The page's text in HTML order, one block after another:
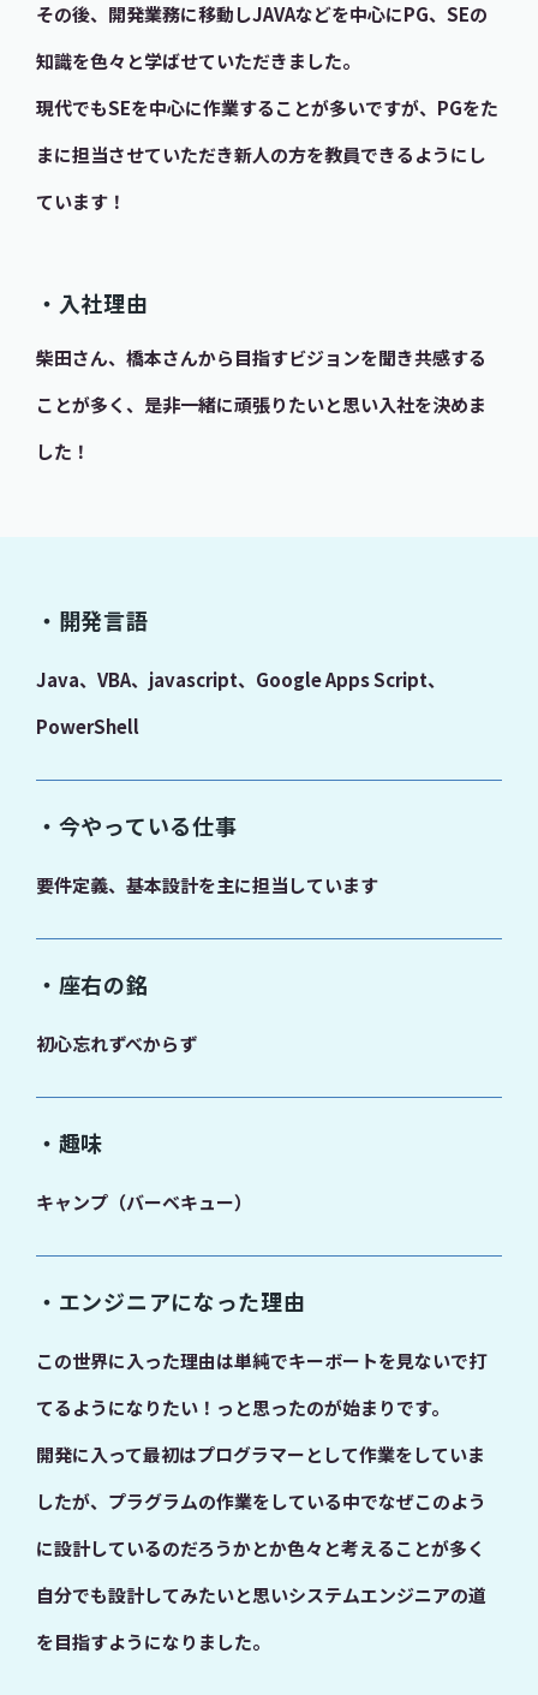
その後、開発業務に移動しJAVAなどを中心にPG、SEの
知識を色々と学ばせていただきました。
現代でもSEを中心に作業することが多いですが、PGをた
まに担当させていただき新人の方を教員できるようにし
ています！
・入社理由
柴田さん、橋本さんから目指すビジョンを聞き共感する
ことが多く、是非一緒に頑張りたいと思い入社を決めま
した！
・開発言語
Java、VBA、javascript、Google Apps Script、
PowerShell
・今やっている仕事
要件定義、基本設計を主に担当しています
・座右の銘
初心忘れずべからず
・趣味
キャンプ（バーベキュー）
・エンジニアになった理由
この世界に入った理由は単純でキーボートを見ないで打
てるようになりたい！っと思ったのが始まりです。
開発に入って最初はプログラマーとして作業をしていま
したが、プラグラムの作業をしている中でなぜこのよう
に設計しているのだろうかとか色々と考えることが多く
自分でも設計してみたいと思いシステムエンジニアの道
を目指すようになりました。